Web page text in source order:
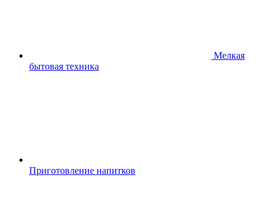
Мелкая
бытовая техника
Приготовление напитков